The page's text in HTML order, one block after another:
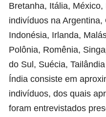
Bretanha, Itália,
indivíduos na
Indonésia, Irlanda,
Polônia, Romênia,
do Sul, Suécia,
Índia consiste em
indivíduos, dos quais
foram entrevistados